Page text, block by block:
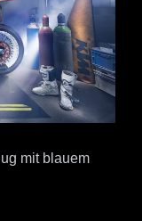
mit blauem